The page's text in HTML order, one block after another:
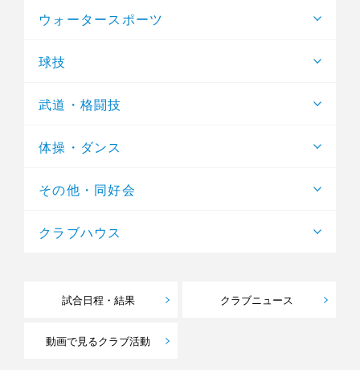
ウォータースポーツ
球技
武道・格闘技
体操・ダンス
その他・同好会
クラブハウス
試合日程・結果 クラブニュース
動画で見るクラブ活動